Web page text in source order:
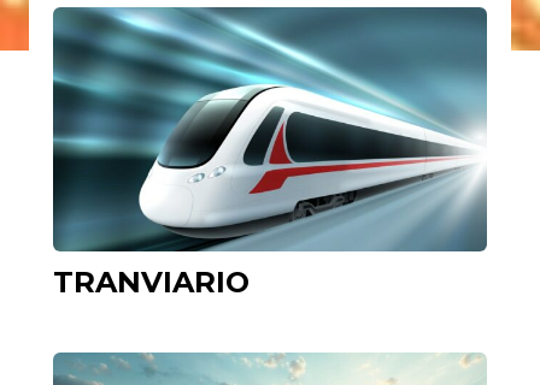
TRANVIARIO